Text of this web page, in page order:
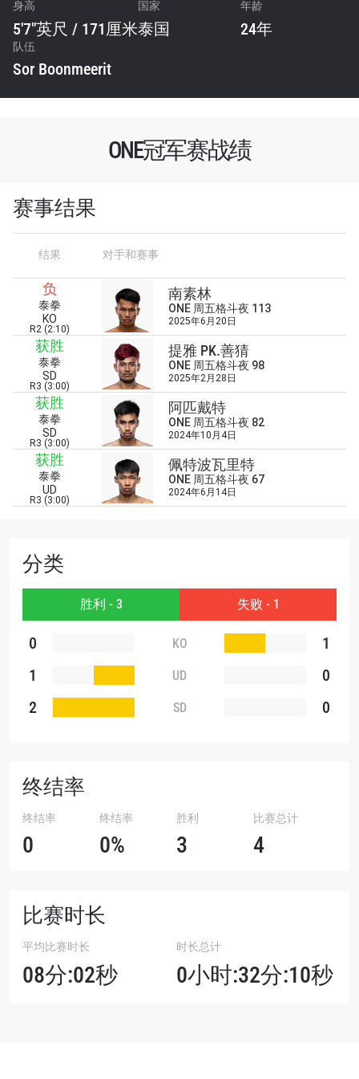
身高
5'7"英尺 / 171厘米
国家
泰国
年龄
24年
队伍
Sor Boonmeerit
ONE冠军赛战绩
赛事结果
结果 对手和赛事
负
泰拳
KO
R2 (2:10)
南素林
ONE 周五格斗夜 113
2025年6月20日
获胜
泰拳
SD
R3 (3:00)
提雅 PK.善猜
ONE 周五格斗夜 98
2025年2月28日
获胜
泰拳
SD
R3 (3:00)
阿匹戴特
ONE 周五格斗夜 82
2024年10月4日
获胜
泰拳
UD
R3 (3:00)
佩特波瓦里特
ONE 周五格斗夜 67
2024年6月14日
分类
胜利 - 3 失败 - 1
0 KO
1
1
UD
0
2
SD 0
终结率
终结率
0
终结率
0%
胜利
3
比赛总计
4
比赛时长
平均比赛时长
08分:02秒
时长总计
0小时:32分:10秒
赛事
浏览了解更多
在任何地域观看ONE冠军赛，现在注册获得权限了
解最新资讯、解锁特别福利以及优先机遇获得直播
场次的最佳座位！
邮箱
的隐私政策，我们将收集、使用和披露您的信息。